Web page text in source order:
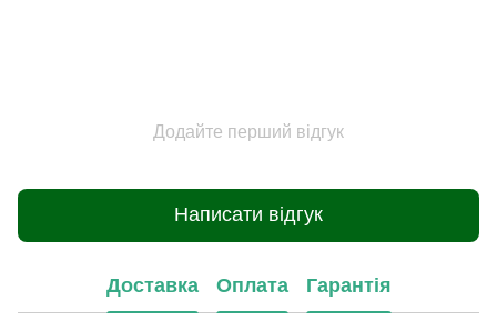
Додайте перший відгук
Написати відгук
Доставка Оплата Гарантія